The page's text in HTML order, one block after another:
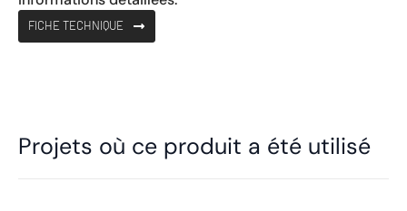
FICHE TECHNIQUE
Projets où ce produit a été utilisé